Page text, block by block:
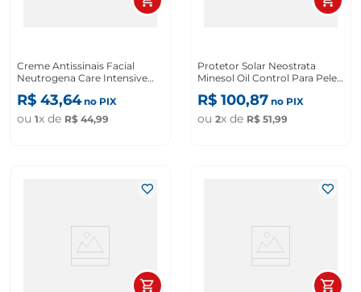
Creme Antissinais Facial
Neutrogena Care Intensive
Fps22 100g
R$ 43,64no PIX
ou 1x de R$ 44,99
Protetor Solar Neostrata
Minesol Oil Control Para Pele
Clara Fps 70 De 40g
R$ 100,87 no PIX
ou 2x de R$ 51,99